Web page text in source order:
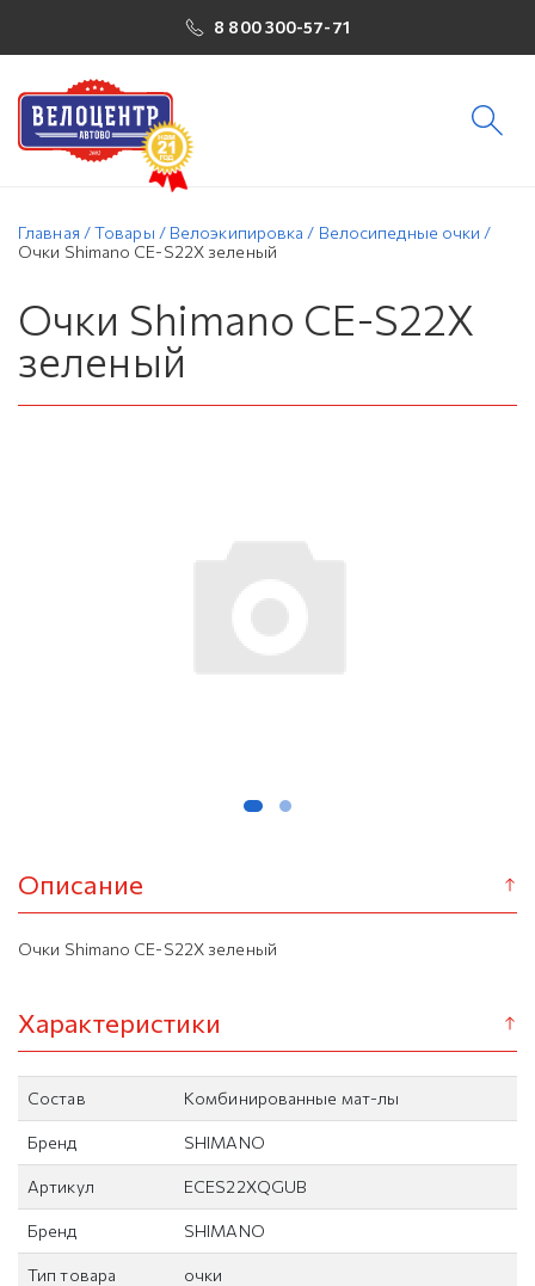
8 800 300-57-71
Главная /Товары / Велоэкипировка / Велосипедные очки /
Очки Shimano CE-S22X зеленый
Очки Shimano CE-S22X
зеленый
Описание
Очки Shimano CE-S22X зеленый
Характеристики
Состав Комбинированные мат-лы
Бренд SHIMANO
Артикул ECES22XQGUB
Бренд SHIMANO
Тип товара очки